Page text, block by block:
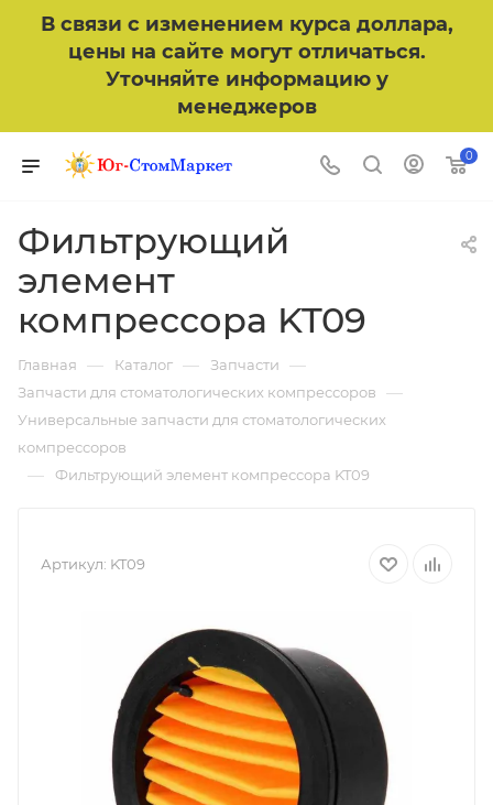
В связи с изменением курса доллара,
цены на сайте могут отличаться.
Уточняйте информацию у
менеджеров
0
Фильтрующий
элемент
компрессора KT09
Главная — Каталог — Запчасти —
Запчасти для стоматологических компрессоров —
Универсальные запчасти для стоматологических
компрессоров
— Фильтрующий элемент компрессора KT09
Артикул: KT09